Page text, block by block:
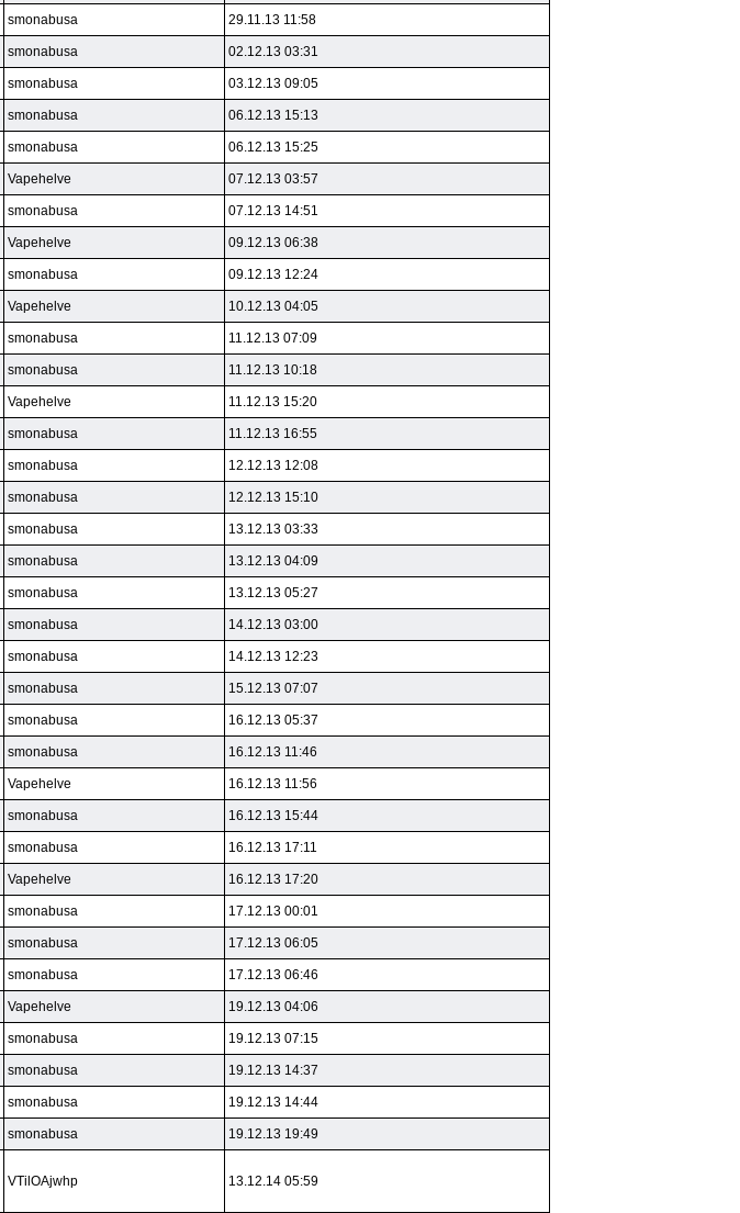
smonabusa 29.11.13 11:58
smonabusa 02.12.13 03:31
smonabusa 03.12.13 09:05
smonabusa 06.12.13 15:13
smonabusa 06.12.13 15:25
Vapehelve 07.12.13 03:57
smonabusa 07.12.13 14:51
Vapehelve 09.12.13 06:38
smonabusa 09.12.13 12:24
Vapehelve 10.12.13 04:05
smonabusa 11.12.13 07:09
smonabusa 11.12.13 10:18
Vapehelve 11.12.13 15:20
smonabusa 11.12.13 16:55
smonabusa 12.12.13 12:08
smonabusa 12.12.13 15:10
smonabusa 13.12.13 03:33
smonabusa 13.12.13 04:09
smonabusa 13.12.13 05:27
smonabusa 14.12.13 03:00
smonabusa 14.12.13 12:23
smonabusa 15.12.13 07:07
smonabusa 16.12.13 05:37
smonabusa 16.12.13 11:46
Vapehelve 16.12.13 11:56
smonabusa 16.12.13 15:44
smonabusa 16.12.13 17:11
Vapehelve 16.12.13 17:20
smonabusa 17.12.13 00:01
smonabusa 17.12.13 06:05
smonabusa 17.12.13 06:46
Vapehelve 19.12.13 04:06
smonabusa 19.12.13 07:15
smonabusa 19.12.13 14:37
smonabusa 19.12.13 14:44
smonabusa 19.12.13 19:49
VTilOAjwhp 13.12.14 05:59